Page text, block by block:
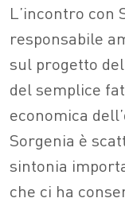
L’incontro con
responsabile
sul progetto
del semplice
economica
Sorgenia è
sintonia
che ci ha